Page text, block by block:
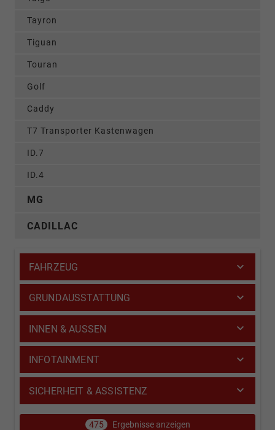
Tayron
Tiguan
Touran
Golf
Caddy
T7 Transporter Kastenwagen
ID.7
ID.4
MG
CADILLAC
FAHRZEUG
GRUNDAUSSTATTUNG
INNEN & AUSSEN
INFOTAINMENT
SICHERHEIT & ASSISTENZ
475 Ergebnisse anzeigen